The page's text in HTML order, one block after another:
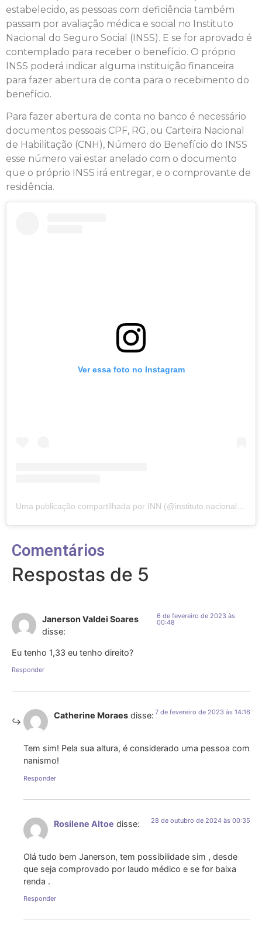
estabelecido, as pessoas com deficiência também
passam por avaliação médica e social no Instituto
Nacional do Seguro Social (INSS). E se for aprovado é
contemplado para receber o benefício. O próprio
INSS poderá indicar alguma instituição financeira
para fazer abertura de conta para o recebimento do
benefício.
Para fazer abertura de conta no banco é necessário
documentos pessoais CPF, RG, ou Carteira Nacional
de Habilitação (CNH), Número do Benefício do INSS
esse número vai estar anelado com o documento
que o próprio INSS irá entregar, e o comprovante de
residência.
Ver essa foto no Instagram
Comentários
Respostas de 5
Janerson Valdei Soares
disse:
6 de fevereiro de 2023 às
00:48
Eu tenho 1,33 eu tenho direito?
Responder
Catherine Moraes disse: 7 de fevereiro de 2023 às 14:16
Tem sim! Pela sua altura, é considerado uma pessoa com
nanismo!
Responder
Rosilene Altoe disse: 28 de outubro de 2024 às 00:35
Olá tudo bem Janerson, tem possibilidade sim , desde
que seja comprovado por laudo médico e se for baixa
renda .
Responder